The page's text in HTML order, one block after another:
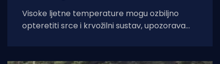
Visoke ljetne temperature mogu ozbiljno
opteretiti srce i krvožilni sustav, upozorava